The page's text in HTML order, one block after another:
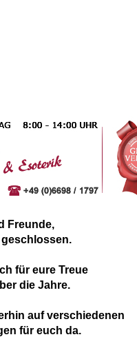
Freunde,
für eure Treue
die Jahre.
auf verschiedenen
für euch da.